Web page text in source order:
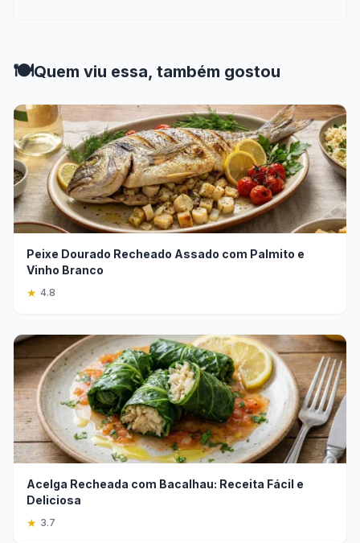
🍽️Quem viu essa, também gostou
Peixe Dourado Recheado Assado com Palmito e
Vinho Branco
★ 4.8
Acelga Recheada com Bacalhau: Receita Fácil e
Deliciosa
★ 3.7